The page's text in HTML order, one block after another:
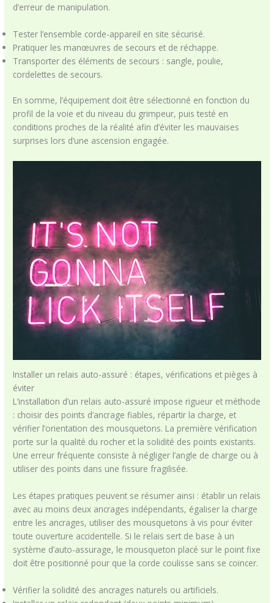
d’erreur de manipulation.
Tester l’ensemble corde-appareil en site sécurisé.
Pratiquer les manœuvres de secours et de réchappe.
Transporter des éléments de secours : sangle, poulie,
cordelettes de secours.
En somme, l’équipement doit être sélectionné en fonction du
profil de la voie et du niveau du grimpeur, puis testé en
conditions proches de la réalité afin d’éviter les mauvaises
surprises lors d’une ascension engagée.
Installer un relais auto-assuré : étapes, vérifications et pièges à
éviter
L’installation d’un relais auto-assuré impose rigueur et méthode
: choisir des points d’ancrage fiables, répartir la charge, et
vérifier l’orientation des mousquetons. La première vérification
porte sur la qualité du rocher et la solidité des points existants.
Une erreur fréquente consiste à négliger l’angle de charge ou à
utiliser des points dans une fissure fragilisée.
Les étapes pratiques peuvent se résumer ainsi : établir un relais
avec au moins deux ancrages indépendants, égaliser la charge
entre les ancrages, utiliser des mousquetons à vis pour éviter
toute ouverture accidentelle. Si le relais sert de base à un
système d’auto-assurage, le mousqueton placé sur le point fixe
doit être positionné pour que la corde coulisse sans se coincer.
Vérifier la solidité des ancrages naturels ou artificiels.